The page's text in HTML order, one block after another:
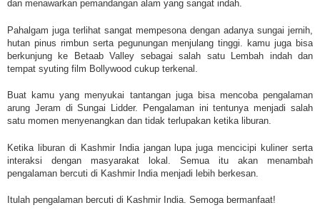
dan menawarkan pemandangan alam yang sangat indah.
Pahalgam juga terlihat sangat mempesona dengan adanya sungai jernih,
hutan pinus rimbun serta pegunungan menjulang tinggi. kamu juga bisa
berkunjung ke Betaab Valley sebagai salah satu Lembah indah dan
tempat syuting film Bollywood cukup terkenal.
Buat kamu yang menyukai tantangan juga bisa mencoba pengalaman
arung Jeram di Sungai Lidder. Pengalaman ini tentunya menjadi salah
satu momen menyenangkan dan tidak terlupakan ketika liburan.
Ketika liburan di Kashmir India jangan lupa juga mencicipi kuliner serta
interaksi dengan masyarakat lokal. Semua itu akan menambah
pengalaman bercuti di Kashmir India menjadi lebih berkesan.
Itulah pengalaman bercuti di Kashmir India. Semoga bermanfaat!